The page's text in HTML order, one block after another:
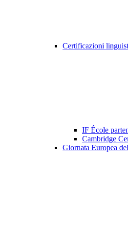
Certificazioni
IF École
Cambridge
Giornata Europea